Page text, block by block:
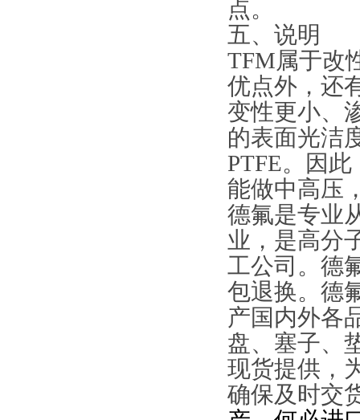
点。
五、说明
TFM属于改
优点外，还
变性更小、
的表面光洁
PTFE。因
能做中高压
德氟是专业
业，是高分
工公司。德
包退换。德
产国内外各
盘、塞子、
现货提供，
确保及时交